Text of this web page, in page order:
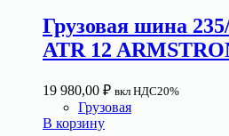
Грузовая шина
ATR 12
19 980,00 ₽ вкл НДС20%
Грузовая
В корзину